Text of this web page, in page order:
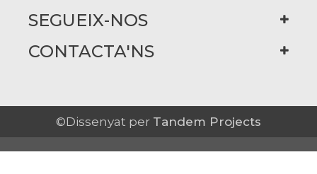
SEGUEIX-NOS
CONTACTA'NS
©Dissenyat per Tandem Projects